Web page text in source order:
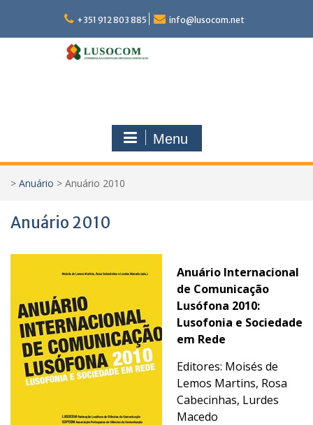
content
+351 912 803 885 info@lusocom.net
Menu
> Anuário > Anuário 2010
Anuário 2010
Anuário Internacional
de Comunicação
Lusófona 2010:
Lusofonia e Sociedade
em Rede
Editores: Moisés de
Lemos Martins, Rosa
Cabecinhas, Lurdes
Macedo